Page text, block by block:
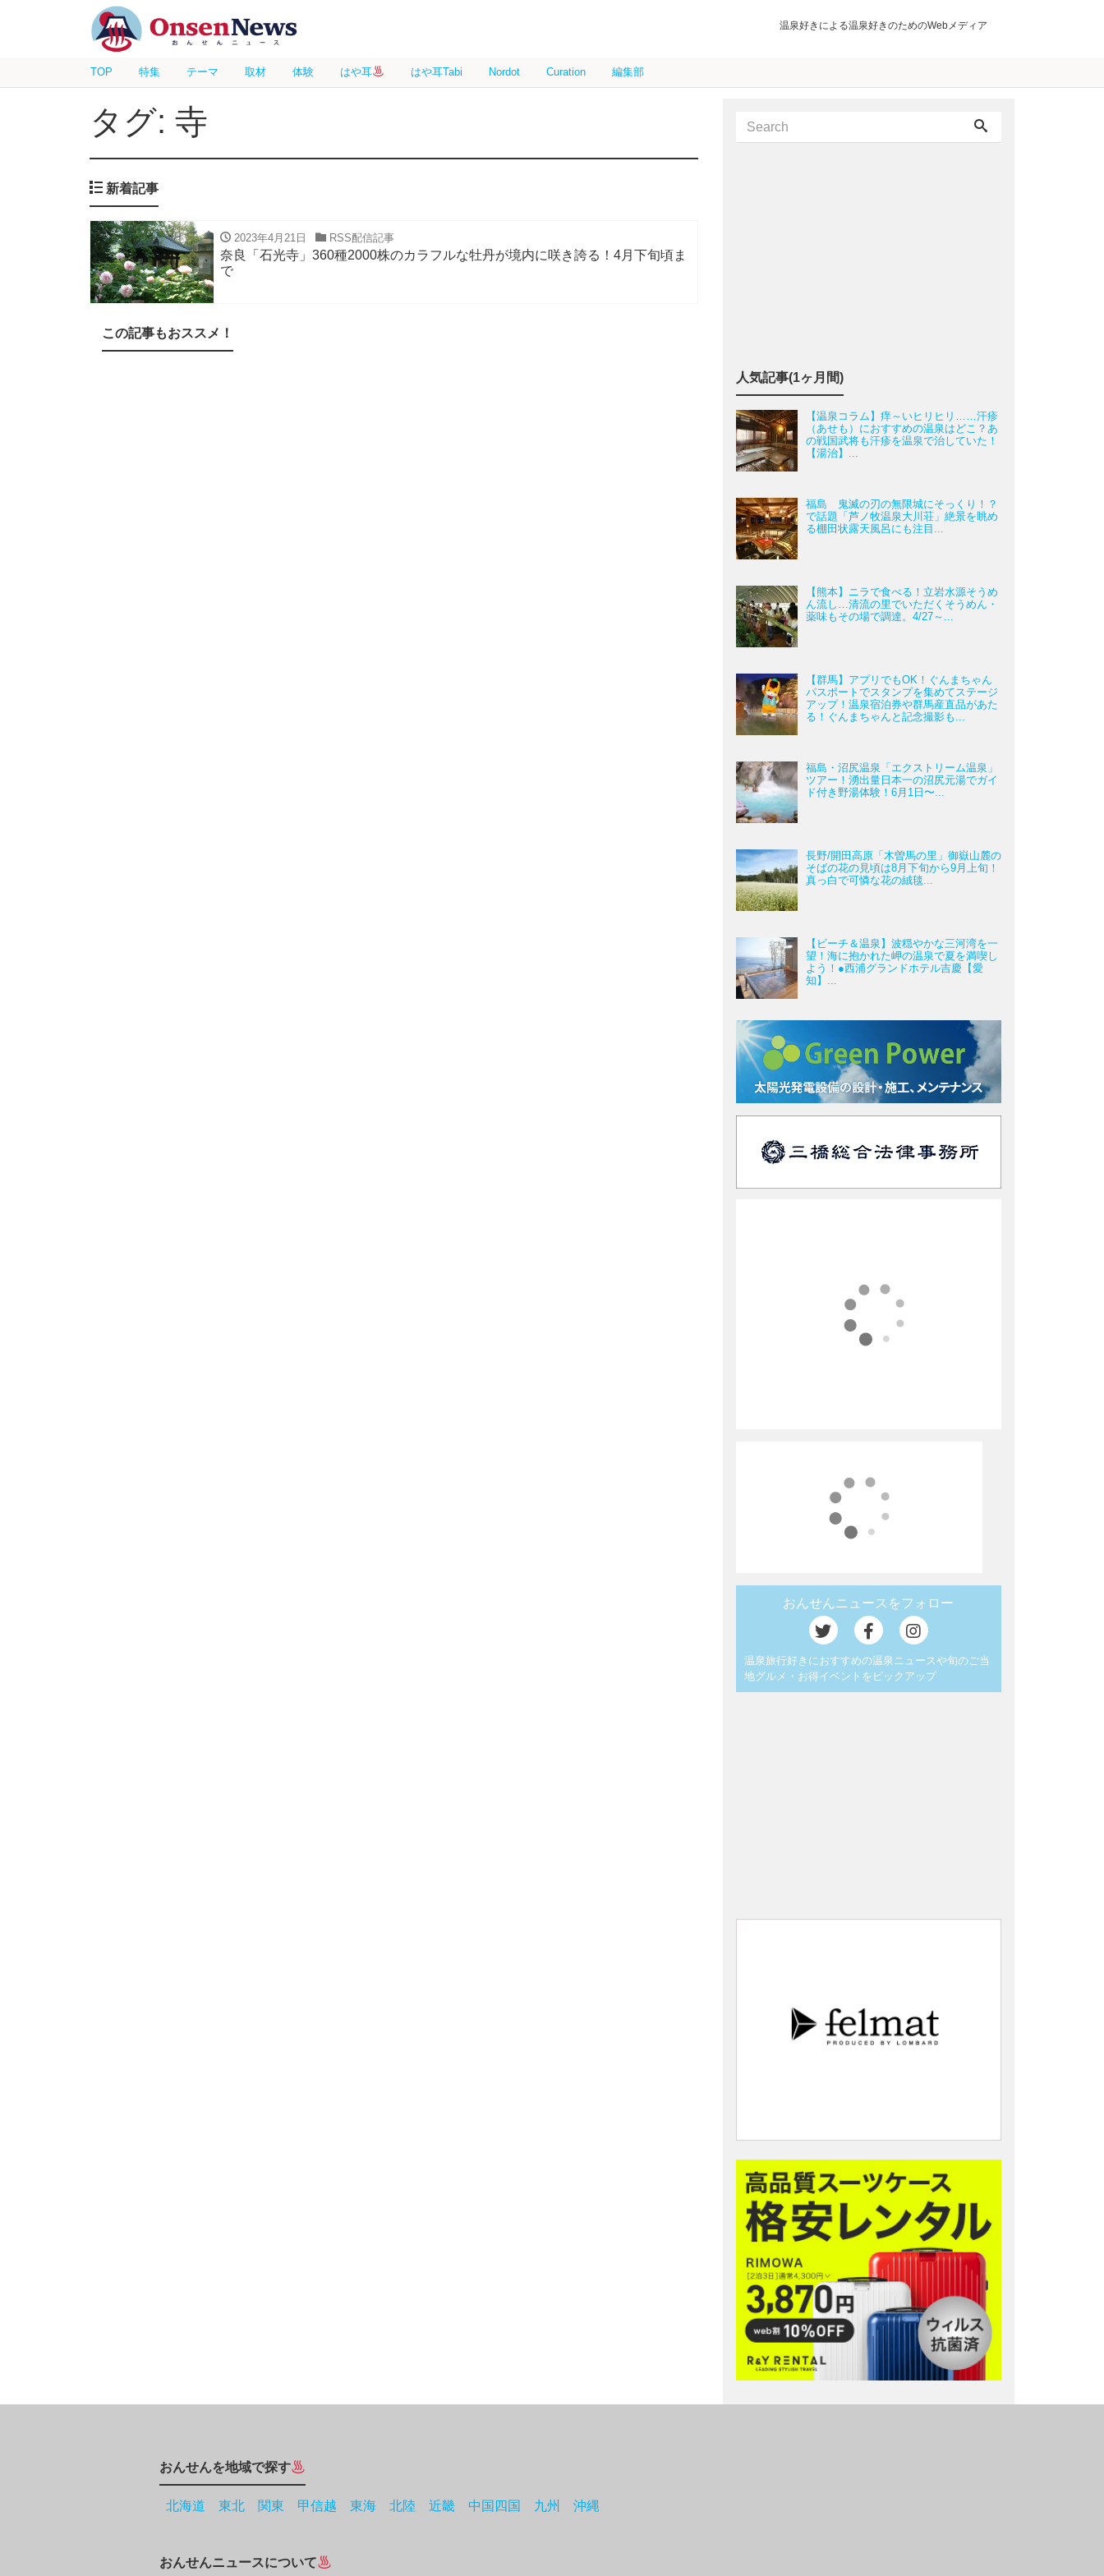
温泉好きによる温泉好きのためのWebメディア
TOP 特集 テーマ 取材 体験 はや耳 はや耳Tabi Nordot Curation 編集部
タグ: 寺
新着記事
2023年4月21日 RSS配信記事
奈良「石光寺」360種2000株のカラフルな牡丹が境内に咲き誇る！4月下旬頃ま
で
この記事もおススメ！
人気記事(1ヶ月間)
【温泉コラム】痒～いヒリヒリ……汗疹
（あせも）におすすめの温泉はどこ？あ
の戦国武将も汗疹を温泉で治していた！
【湯治】...
福島 鬼滅の刃の無限城にそっくり！？
で話題「芦ノ牧温泉大川荘」絶景を眺め
る棚田状露天風呂にも注目...
【熊本】ニラで食べる！立岩水源そうめ
ん流し…清流の里でいただくそうめん・
薬味もその場で調達。4/27～...
【群馬】アプリでもOK！ぐんまちゃん
パスポートでスタンプを集めてステージ
アップ！温泉宿泊券や群馬産直品があた
る！ぐんまちゃんと記念撮影も...
福島・沼尻温泉「エクストリーム温泉」
ツアー！湧出量日本一の沼尻元湯でガイ
ド付き野湯体験！6月1日〜...
長野/開田高原「木曽馬の里」御嶽山麓の
そばの花の見頃は8月下旬から9月上旬！
真っ白で可憐な花の絨毯...
【ビーチ＆温泉】波穏やかな三河湾を一
望！海に抱かれた岬の温泉で夏を満喫し
よう！●西浦グランドホテル吉慶【愛
知】...
おんせんニュースをフォロー
温泉旅行好きにおすすめの温泉ニュースや旬のご当
地グルメ・お得イベントをピックアップ
おんせんを地域で探す
北海道 東北 関東 甲信越 東海 北陸 近畿 中国四国 九州 沖縄
おんせんニュースについて